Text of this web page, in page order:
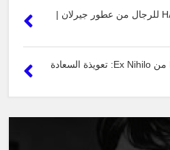
عطر آبي روج HABIT ROUGE للرجال من عطور جيرلان |
مراجعة عطر Blue Talisman من Ex Nihilo: تعويذة السعادة